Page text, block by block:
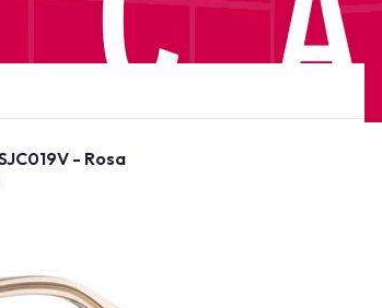
Óculos de Sol Just Cavalli SJC019V - Rosa
Provador Virtual